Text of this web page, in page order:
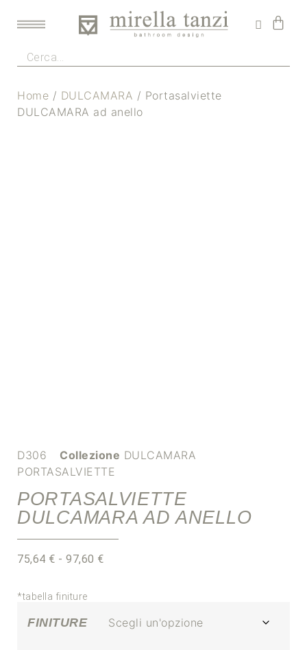
Home / DULCAMARA / Portasalviette
DULCAMARA ad anello
D306 Collezione DULCAMARA
PORTASALVIETTE
PORTASALVIETTE
DULCAMARA AD ANELLO
75,64 € - 97,60 €
*tabella finiture
FINITURE